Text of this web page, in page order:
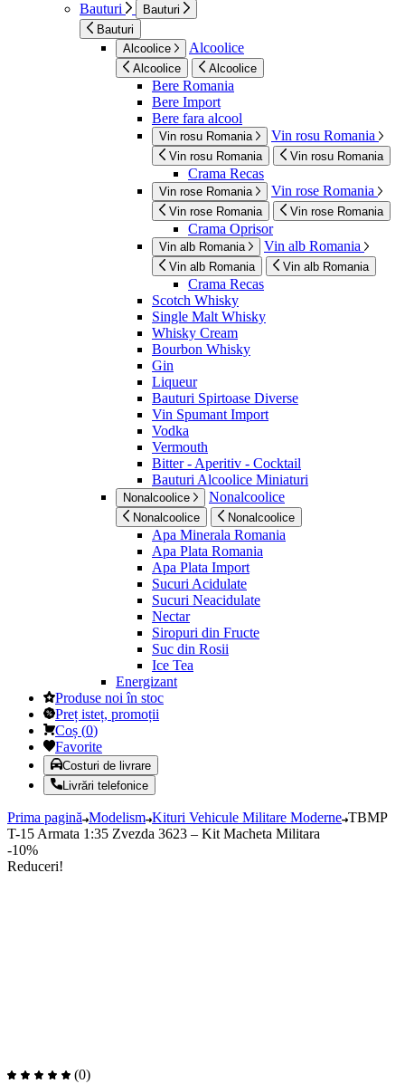
Bauturi
Bauturi
Bauturi
Alcoolice
Alcoolice
Alcoolice Alcoolice
Bere Romania
Bere Import
Bere fara alcool
Vin rosu Romania Vin rosu Romania
Vin rosu Romania Vin rosu Romania
Crama Recas
Vin rose Romania Vin rose Romania
Vin rose Romania Vin rose Romania
Crama Oprisor
Vin alb Romania Vin alb Romania
Vin alb Romania Vin alb Romania
Crama Recas
Scotch Whisky
Single Malt Whisky
Whisky Cream
Bourbon Whisky
Gin
Liqueur
Bauturi Spirtoase Diverse
Vin Spumant Import
Vodka
Vermouth
Bitter - Aperitiv - Cocktail
Bauturi Alcoolice Miniaturi
Nonalcoolice Nonalcoolice
Nonalcoolice Nonalcoolice
Apa Minerala Romania
Apa Plata Romania
Apa Plata Import
Sucuri Acidulate
Sucuri Neacidulate
Nectar
Siropuri din Fructe
Suc din Rosii
Ice Tea
Energizant
Produse noi în stoc
Preț isteț, promoții
Coș (0)
Favorite
Costuri de livrare
Livrări telefonice
Prima pagină Modelism Kituri Vehicule Militare Moderne TBMP
T-15 Armata 1:35 Zvezda 3623 – Kit Macheta Militara
-10%
Reduceri!
(0)